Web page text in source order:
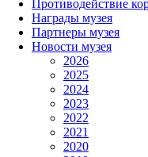
Противодействие
Награды музея
Партнеры музея
Новости музея
2026
2025
2024
2023
2022
2021
2020